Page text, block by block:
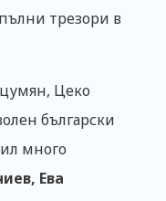
трезори в
Цеко
български
много
Ева